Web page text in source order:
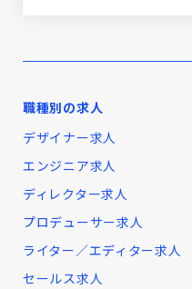
職種別の求人
デザイナー求人
エンジニア求人
ディレクター求人
プロデューサー求人
ライター／エディター求人
セールス求人